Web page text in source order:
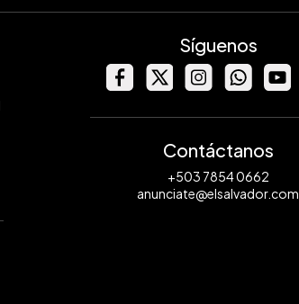
Síguenos
Contáctanos
+503 7854 0662
anunciate@elsalvador.com